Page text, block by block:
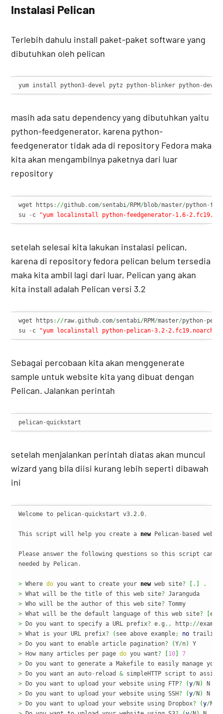
Instalasi Pelican
Terlebih dahulu install paket-paket software yang
dibutuhkan oleh pelican
yum install python3-devel pytz python- blinker python-devel
masih ada satu dependency yang dibutuhkan yaitu
python-feedgenerator, karena python-
feedgenerator tidak ada di repository Fedora maka
kita akan mengambilnya paketnya dari luar
repository
wget https ://github. com/sentabi/RPM/blob/master/python-
su
-c "yum localinstall python-feedgenerator-1.6-
setelah selesai kita lakukan instalasi pelican,
karena di repository fedora pelican belum tersedia
maka kita ambil lagi dari luar, Pelican yang akan
kita install adalah Pelican versi 3.2
wget https ://raw.github. com/sentabi/RPM/master/python-
su
-c "yum localinstall python-pelican-3.2-
Sebagai percobaan kita akan menggenerate
sample untuk website kita yang dibuat dengan
Pelican. Jalankan perintah
pelican-quickstart
setelah menjalankan perintah diatas akan muncul
wizard yang bila diisi kurang lebih seperti dibawah
ini
Welcome to pelican-quickstart v3. 2.0.
This script will help you create a new Pelican- based
Please answer the following questions so this script can
needed by Pelican.
> Where do you want to create your new web site? .
.
> What will be the title of this web site?
> Who will be the author of this web site?
> What will be the default language of this web site? [en
> Do you want to specify a URL prefix? e.g ., http://
> What is your URL prefix? ( see above example; no trailing
> Do you want to enable article pagination? (Y/n)
> How many articles per page do you want? 10
7
> Do you want to generate a Makefile to easily manage your
> Do you want an auto- reload & simpleHTTP script to
> Do you want to upload your website using FTP? (y/N )
> Do you want to upload your website using SSH? (y/N )
> Do you want to upload your website using Dropbox? (y/N